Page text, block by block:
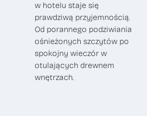
w hotelu staje się
prawdziwą przyjemnością.
Od porannego podziwiania
ośnieżonych szczytów po
spokojny wieczór w
otulających drewnem
wnętrzach.